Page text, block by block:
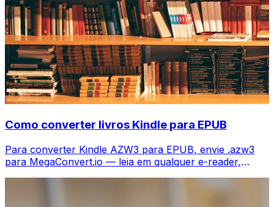
Como converter livros Kindle para EPUB
Para converter Kindle AZW3 para EPUB, envie .azw3
para MegaConvert.io — leia em qualquer e-reader,